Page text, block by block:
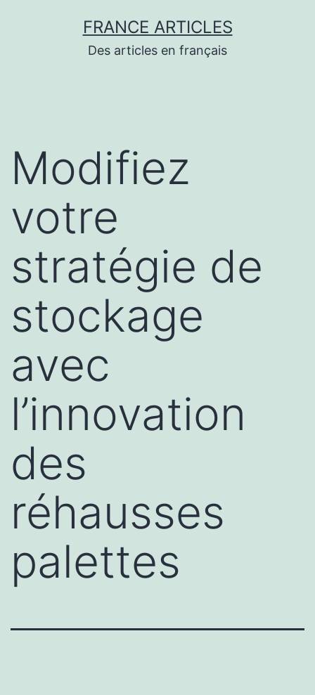
FRANCE ARTICLES
Des articles en français
Modifiez
votre
stratégie de
stockage
avec
l’innovation
des
réhausses
palettes